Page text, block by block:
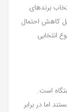
برندهای
کاهش احتمال
انتخابی
است.
اما در برابر